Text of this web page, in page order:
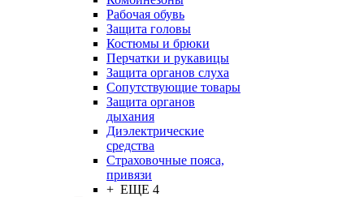
Рабочая обувь
Защита головы
Костюмы и брюки
Перчатки и рукавицы
Защита органов слуха
Сопутствующие товары
Защита органов
дыхания
Диэлектрические
средства
Страховочные пояса,
привязи
+ ЕЩЕ 4